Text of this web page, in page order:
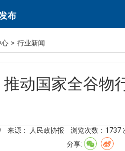
布
心 > 行业新闻
动国家全谷物
来源： 人民政协报 浏览次数： 1737
分享: